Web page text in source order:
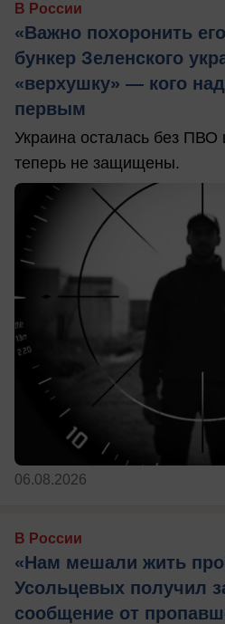
В России
«Важно похоронить
бункер Зеленского
«верхушку» — кого
первым
Украина осталась без ПВО
теперь не защищены.
06.08.2026
В России
«Нам мешали жить
Усольцевых получил
сообщение от